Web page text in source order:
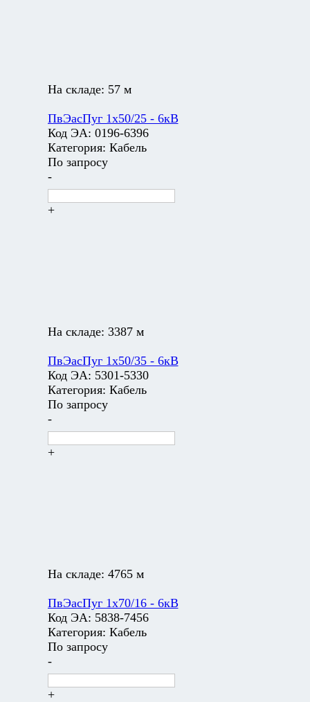
На складе: 57 м
ПвЭасПуг 1х50/25 - 6кВ
Код ЭА: 0196-6396
Категория: Кабель
По запросу
-
+
На складе: 3387 м
ПвЭасПуг 1х50/35 - 6кВ
Код ЭА: 5301-5330
Категория: Кабель
По запросу
-
+
На складе: 4765 м
ПвЭасПуг 1х70/16 - 6кВ
Код ЭА: 5838-7456
Категория: Кабель
По запросу
-
+